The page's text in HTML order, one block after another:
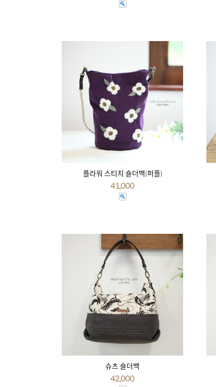
플라워 스티치 숄더백(퍼플)
41,000
슈츠 숄더백
42,000